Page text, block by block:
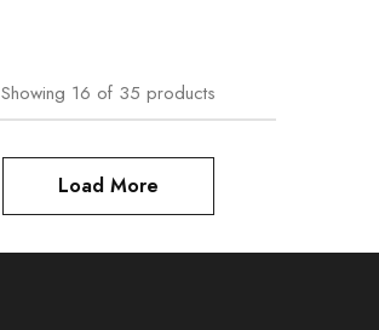
Showing 16 of 35 products
Load More